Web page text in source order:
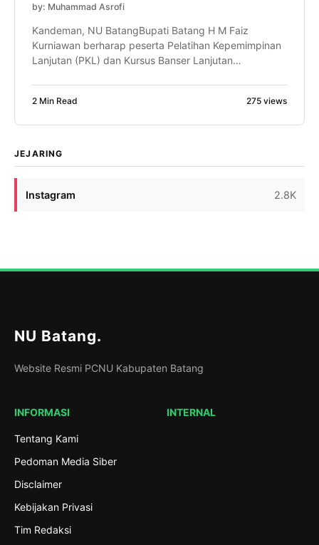
by: Muhammad Asrofi
Kandeman, NU BatangBupati Batang H M Faiz
Kurniawan berharap peserta Pelatihan Kepemimpinan
Lanjutan (PKL) dan Kursus Banser Lanjutan
masing-masing. Bahkan, ia optimistis dari proses
mendatang. Harapan itu disampaikan Faiz saat […]
2 Min Read 275 views
JEJARING
Instagram 2.8K
NU Batang.
Website Resmi PCNU Kabupaten Batang
INFORMASI
Tentang Kami
Pedoman Media Siber
Disclaimer
Kebijakan Privasi
Tim Redaksi
INTERNAL